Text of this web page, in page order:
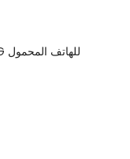
نظرة عامة على شبكة airG للهاتف المحمول